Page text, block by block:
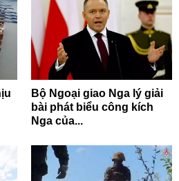
Bộ Ngoại giao Nga lý giải
bài phát biểu công kích
Nga của...